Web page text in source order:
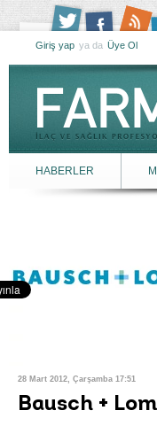
Giriş yap ya da Üye Ol
HABERLER
28 Mart 2012, Çarşamba 17:51
Bausch +